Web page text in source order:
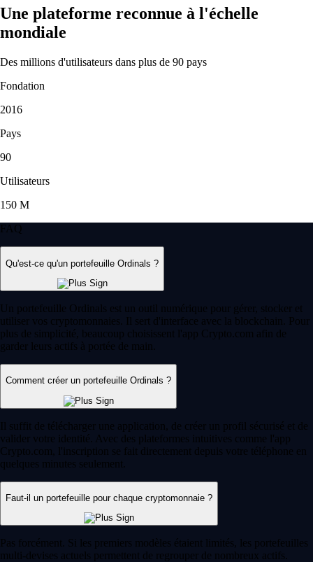
personne qui a vite réglé mon problème. »
-Utilisateur vérifié
l'apprentissage. L'inscription est simple, les notifications sont
Trading sans frais*
Faites fructifier votre argent. Achetez, vendez ou tradez plus de 400
cryptos tendance sans frais* sur l'application Crypto.com. Rejoignez
Level Up et profitez de jusqu'à 6 % de récompenses crypto sur chaque
achat avec la carte Visa Crypto.com. Conditions applicables.
Rejoindre Level Up
Guides et ressources
Tout savoir sur la crypto
Qu'est-ce qu'un portefeuille crypto ?
Que vous découvriez les cryptomonnaies ou que vous soyez déjà un
utilisateur expérimenté, un outil reste indispensable : le portefeuille
crypto. Ce guide vous permet de comprendre son fonctionnement et de
choisir la solution la plus adaptée à vos besoins.